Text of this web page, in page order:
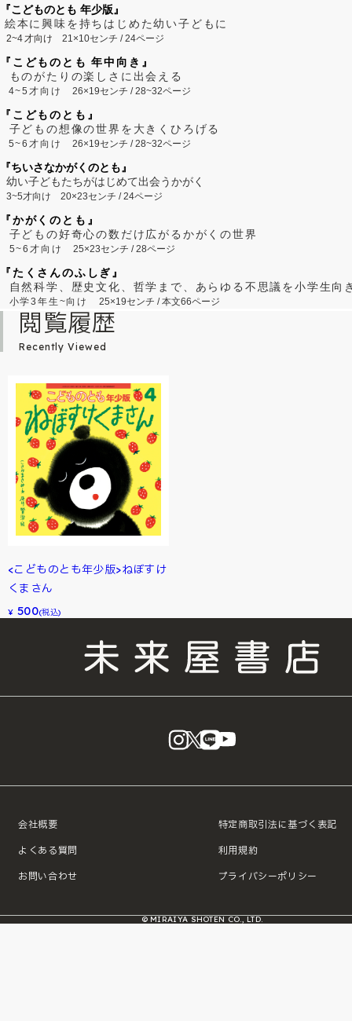
『こどものとも 年少版』
絵本に興味を持ちはじめた幼い子どもに
2~4 才向け 21×10センチ / 24ページ
『こどものとも 年中向き』
ものがたりの楽しさに出会える
4~5才向け26×19センチ / 28~32ページ
『こどものとも』
子どもの想像の世界を大きくひろげる
5~6才向け26×19センチ / 28~32ページ
『ちいさなかがくのとも』
幼い子どもたちがはじめて出会うかがく
3~5才向け 20×23センチ / 24ページ
『かがくのとも』
子どもの好奇心の数だけ広がるかがくの世界
5~6才向け25×23センチ / 28ページ
『たくさんのふしぎ』
自然科学、歴史文化、哲学まで、あらゆる不思議を小学生向
小学3年生~向け 25×19センチ / 本文66ページ
閲覧履歴
Recently Viewed
<こどものとも年少版>ねぼすけ
くまさん
¥ 500(税込)
instagram
X LINE
会社概要
よくある質問
お問い合わせ
特定商取引法に基づく表記
利用規約
プライバシーポリシー
© MIRAIYA SHOTEN CO., LTD.